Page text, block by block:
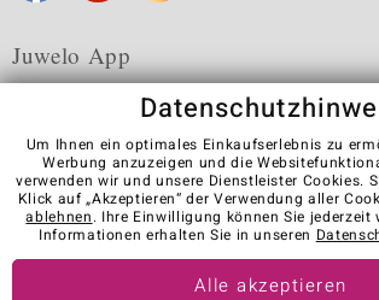
Juwelo App
Karriere AGB Datenschutz
Kontakt
Vertrag
Visit our stores in other
Um Ihnen ein optimales Einkaufserlebnis zu
Werbung anzuzeigen und die
verwenden wir und unsere Dienstleister Cookies.
Klick auf „Akzeptieren“ der Verwendung aller
ablehnen. Ihre Einwilligung können Sie jederzeit
Informationen erhalten Sie in unseren
Alle akzeptieren